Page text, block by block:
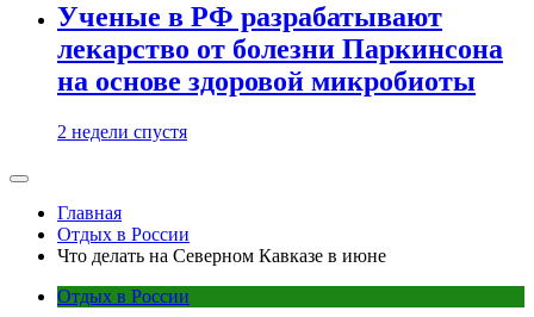
Ученые в РФ разрабатывают
лекарство от болезни Паркинсона
на основе здоровой микробиоты
2 недели спустя
Главная
Отдых в России
Что делать на Северном Кавказе в июне
Отдых в России